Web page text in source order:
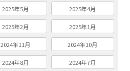
2025年5月 2025年4月
2025年2月 2025年1月
2024年11月 2024年10月
2024年8月 2024年7月